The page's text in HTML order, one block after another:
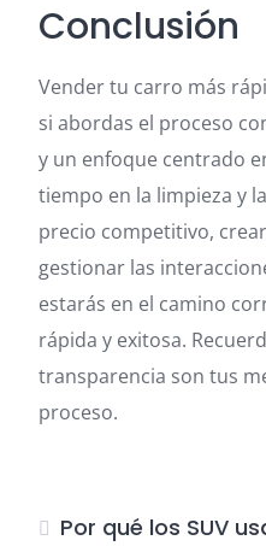
Conclusión
Vender tu carro más
si abordas el proceso
y un enfoque centrado
tiempo en la limpieza y
precio competitivo,
gestionar las
estarás en el camino
rápida y exitosa.
transparencia son tus
proceso.
Por qué los SUV